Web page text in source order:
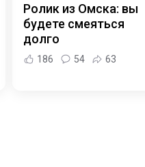
Ролик из Омска: вы
будете смеяться
долго
186 54 63